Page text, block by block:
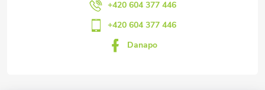
+420 604 377 446
+420 604 377 446
Danapo